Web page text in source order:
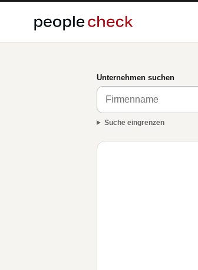
Unternehmen suchen
Suche eingrenzen